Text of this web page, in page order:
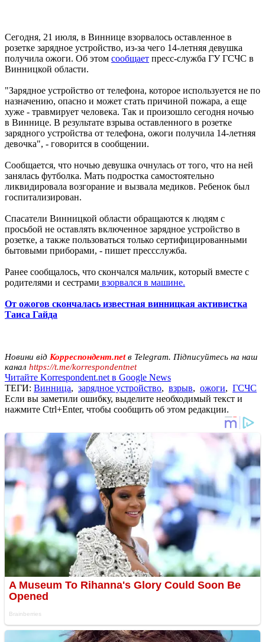
Сегодня, 21 июля, в Виннице взорвалось оставленное в
розетке зарядное устройство, из-за чего 14-летняя девушка
получила ожоги. Об этом сообщает пресс-служба ГУ ГСЧС в
Винницкой области.
"Зарядное устройство от телефона, которое используется не по
назначению, опасно и может стать причиной пожара, а еще
хуже - травмирует человека. Так и произошло сегодня ночью
в Виннице. В результате взрыва оставленного в розетке
зарядного устройства от телефона, ожоги получила 14-летняя
девочка", - говорится в сообщении.
Сообщается, что ночью девушка очнулась от того, что на ней
занялась футболка. Мать подростка самостоятельно
ликвидировала возгорание и вызвала медиков. Ребенок был
госпитализирован.
Спасатели Винницкой области обращаются к людям с
просьбой не оставлять включенное зарядное устройство в
розетке, а также пользоваться только сертифицированными
бытовыми приборами, - пишет прессслужба.
Ранее сообщалось, что скончался мальчик, который вместе с
родителями и сестрами взорвался в машине.
От ожогов скончалась известная винницкая активистка
Таиса Гайда
Новини від Корреспондент.netв Telegram. Підписуйтесь на наш
канал https://t.me/korrespondentnet
Читайте Korrespondent.net в Google News
ТЕГИ: Винница, зарядное устройство, взрыв, ожоги, ГСЧС
Если вы заметили ошибку, выделите необходимый текст и
нажмите Ctrl+Enter, чтобы сообщить об этом редакции.